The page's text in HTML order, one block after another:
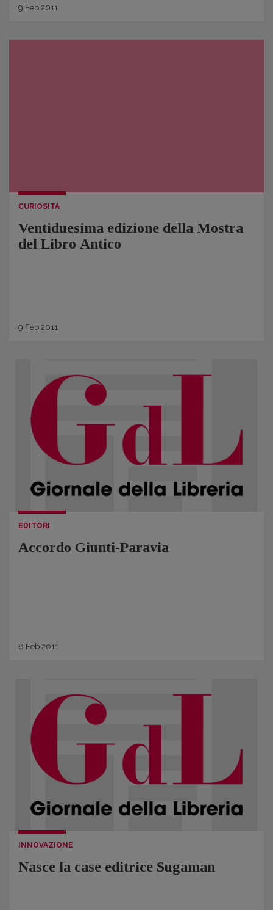
9 Feb 2011
CURIOSITÀ
Ventiduesima edizione della Mostra
del Libro Antico
9 Feb 2011
EDITORI
Accordo Giunti-Paravia
8 Feb 2011
INNOVAZIONE
Nasce la case editrice Sugaman